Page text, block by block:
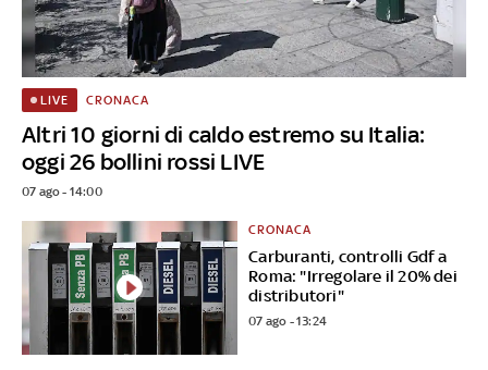
Altri 10 giorni di caldo estremo su Italia:
oggi 26 bollini rossi LIVE
LIVE CRONACA
07 ago - 14:00
Carburanti, controlli Gdf a
Roma: "Irregolare il 20% dei
distributori"
CRONACA
07 ago - 13:24